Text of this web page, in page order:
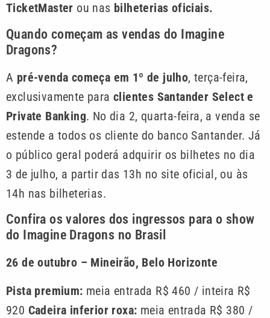
TicketMaster ou nas bilheterias oficiais.
Quando começam as vendas do Imagine
Dragons?
A pré-venda começa em 1º de julho, terça-feira,
exclusivamente para clientes Santander Select e
Private Banking. No dia 2, quarta-feira, a venda se
estende a todos os cliente do banco Santander. Já
o público geral poderá adquirir os bilhetes no dia
3 de julho, a partir das 13h no site oficial, ou às
14h nas bilheterias.
Confira os valores dos ingressos para o show
do Imagine Dragons no Brasil
26 de outubro – Mineirão, Belo Horizonte
Pista premium: meia entrada R$ 460 / inteira R$
920 Cadeira inferior roxa: meia entrada R$ 380 /